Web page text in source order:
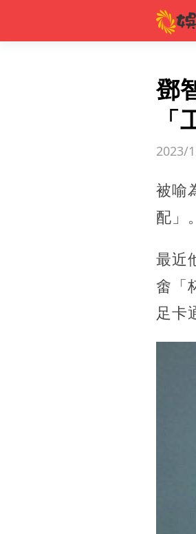
鄧
「
2023/
被喻
配」。
最近
畬「
足卡